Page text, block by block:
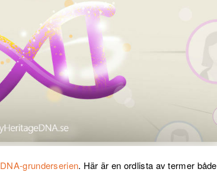
DNA-grunderserien. Här är en ordlista av termer både